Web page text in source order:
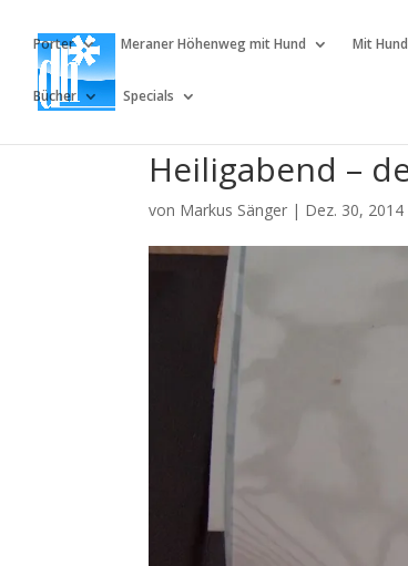
Porter Meraner Höhenweg mit Hund Mit
Bücher Specials
Heiligabend –
von Markus Sänger | Dez. 30, 2014